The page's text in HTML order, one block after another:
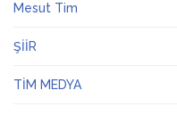
Mesut Tim
ŞİİR
TİM MEDYA